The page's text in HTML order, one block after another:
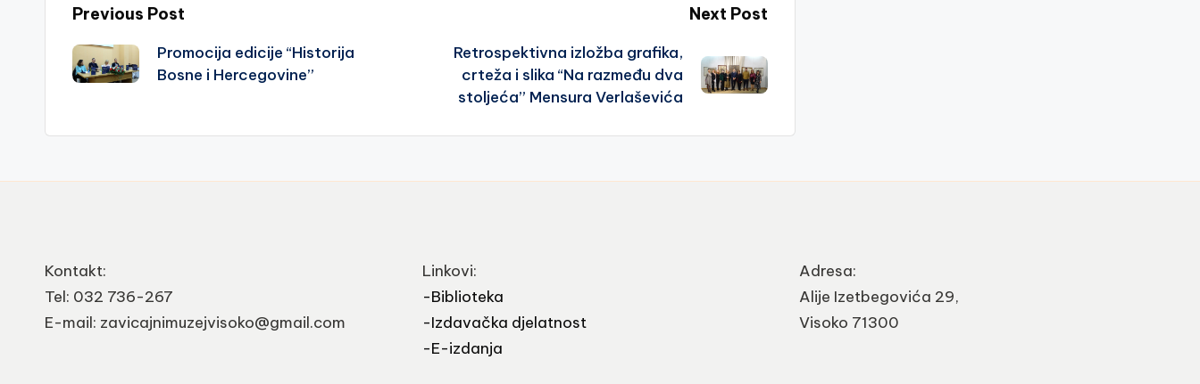
Post
navigation
Previous Post
Promocija edicije “Historija
Bosne i Hercegovine”
Next Post
Retrospektivna izložba grafika,
crteža i slika “Na razmeđu dva
stoljeća” Mensura Verlaševića
Kontakt:
Tel: 032 736-267
E-mail: zavicajnimuzejvisoko@gmail.com
Linkovi:
-Biblioteka
-Izdavačka djelatnost
-E-izdanja
Adresa:
Alije Izetbegovića 29,
Visoko 71300